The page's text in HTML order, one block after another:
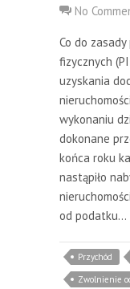
No
Co do
fizycznych
uzyskania
wykonaniu
dokonane
końca roku
nastąpiło
od podatku…
Przychód
Zwolnienie